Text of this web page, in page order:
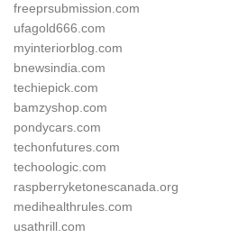
freeprsubmission.com
ufagold666.com
myinteriorblog.com
bnewsindia.com
techiepick.com
bamzyshop.com
pondycars.com
techonfutures.com
techoologic.com
raspberryketonescanada.org
medihealthrules.com
usathrill.com